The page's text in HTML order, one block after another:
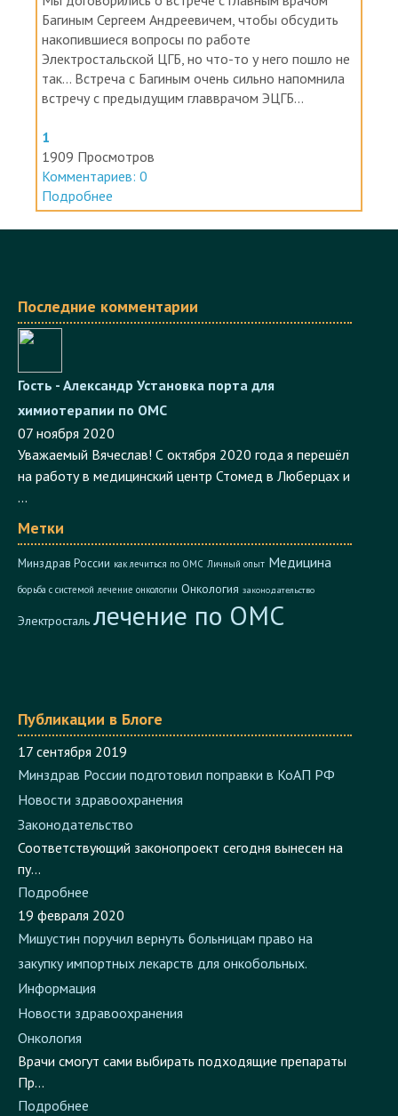
Багиным Сергеем Андреевичем, чтобы обсудить
накопившиеся вопросы по работе
Электростальской ЦГБ, но что-то у него пошло не
так... Встреча с Багиным очень сильно напомнила
встречу с предыдущим главврачом ЭЦГБ...
1
1909 Просмотров
Комментариев: 0
Подробнее
Последние комментарии
Гость - Александр Установка порта для
химиотерапии по ОМС
07 ноября 2020
Уважаемый Вячеслав! С октября 2020 года я перешёл
на работу в медицинский центр Стомед в Люберцах и
...
Метки
Минздрав России как лечиться по ОМС Личный опыт Медицина
борьба с системой лечение онкологии Онкология законодательство
Электросталь лечение по ОМС
Публикации в Блоге
17 сентября 2019
Минздрав России подготовил поправки в КоАП РФ
Новости здравоохранения
Законодательство
Соответствующий законопроект сегодня вынесен на
пу...
Подробнее
19 февраля 2020
Мишустин поручил вернуть больницам право на
закупку импортных лекарств для онкобольных.
Информация
Новости здравоохранения
Онкология
Врачи смогут сами выбирать подходящие препараты​
Пр...
Подробнее